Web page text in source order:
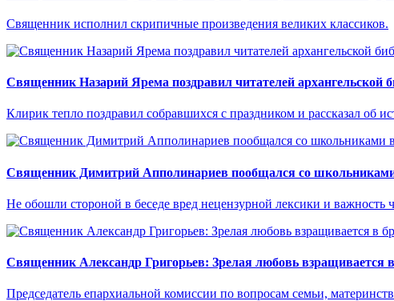
Священник исполнил скрипичные произведения великих классиков.
Священник Назарий Ярема поздравил читателей архангельской
Клирик тепло поздравил собравшихся с праздником и рассказал об
Священник Димитрий Апполинариев пообщался со
Не обошли стороной в беседе вред нецензурной лексики и важность
Священник Александр Григорьев: Зрелая любовь взращивается в
Председатель епархиальной комиссии по вопросам семьи,